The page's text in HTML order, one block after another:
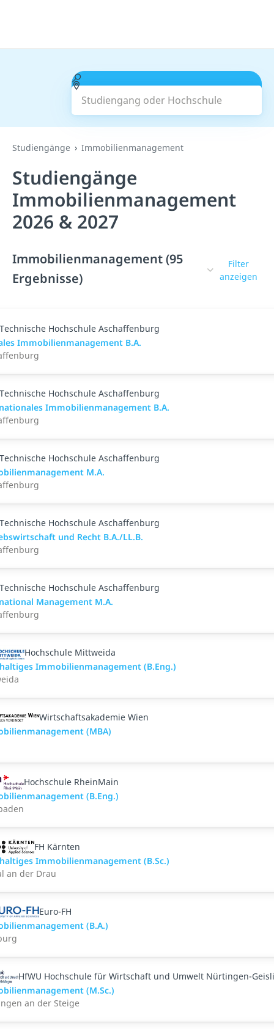
Studiengang oder Hochschule
Suchen
Studiengänge Immobilienmanagement
Studiengänge
Immobilienmanagement
2026 & 2027
Immobilienmanagement (95
Ergebnisse)
Filter
anzeigen
Hochschule Aschaffenburg
Immobilienmanagement B.A.
Hochschule Aschaffenburg
Immobilienmanagement B.A.
Hochschule Aschaffenburg
M.A.
Hochschule Aschaffenburg
und Recht B.A./LL.B.
Hochschule Aschaffenburg
Management M.A.
Hochschule Mittweida
Immobilienmanagement (B.Eng.)
Wirtschaftsakademie Wien
(MBA)
Hochschule RheinMain
(B.Eng.)
FH Kärnten
Immobilienmanagement (B.Sc.)
an der Drau
Euro-FH
(B.A.)
HfWU Hochschule für Wirtschaft und Umwelt Nürtingen-
(M.Sc.)
an der Steige